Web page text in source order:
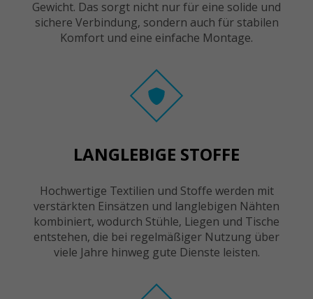
Gewicht. Das sorgt nicht nur für eine solide und
sichere Verbindung, sondern auch für stabilen
Komfort und eine einfache Montage.
LANGLEBIGE STOFFE
Hochwertige Textilien und Stoffe werden mit
verstärkten Einsätzen und langlebigen Nähten
kombiniert, wodurch Stühle, Liegen und Tische
entstehen, die bei regelmäßiger Nutzung über
viele Jahre hinweg gute Dienste leisten.